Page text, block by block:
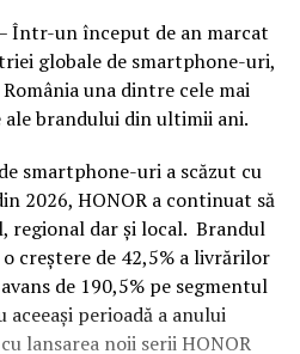
Într-un început de an marcat
globale de smartphone-uri,
una dintre cele mai
brandului din ultimii ani.
smartphone-uri a scăzut cu
2026, HONOR a continuat să
regional dar și local. Brandul
creștere de 42,5% a livrărilor
de 190,5% pe segmentul
perioadă a anului
lansarea noii serii HONOR